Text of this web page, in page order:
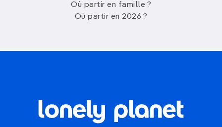
Où partir en famille ?
Où partir en 2026 ?